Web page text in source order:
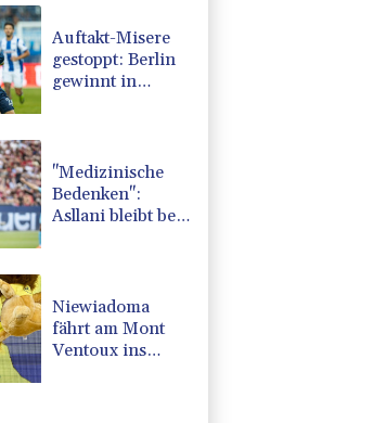
Auftakt-Misere
gestoppt: Berlin
gewinnt in
"Medizinische
Bedenken":
Asllani bleibt bei
Niewiadoma
fährt am Mont
Ventoux ins